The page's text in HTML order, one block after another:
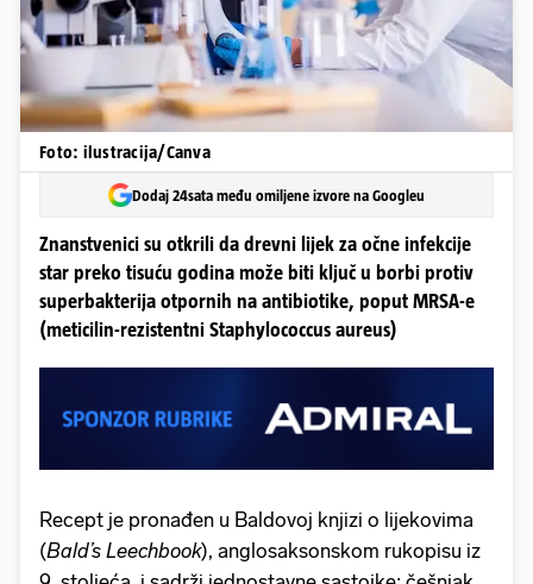
Foto: ilustracija/Canva
Dodaj 24sata među omiljene izvore na Googleu
Znanstvenici su otkrili da drevni lijek za očne infekcije
star preko tisuću godina može biti ključ u borbi protiv
superbakterija otpornih na antibiotike, poput MRSA-e
(meticilin-rezistentni Staphylococcus aureus)
Recept je pronađen u Baldovoj knjizi o lijekovima
(Bald’s Leechbook), anglosaksonskom rukopisu iz